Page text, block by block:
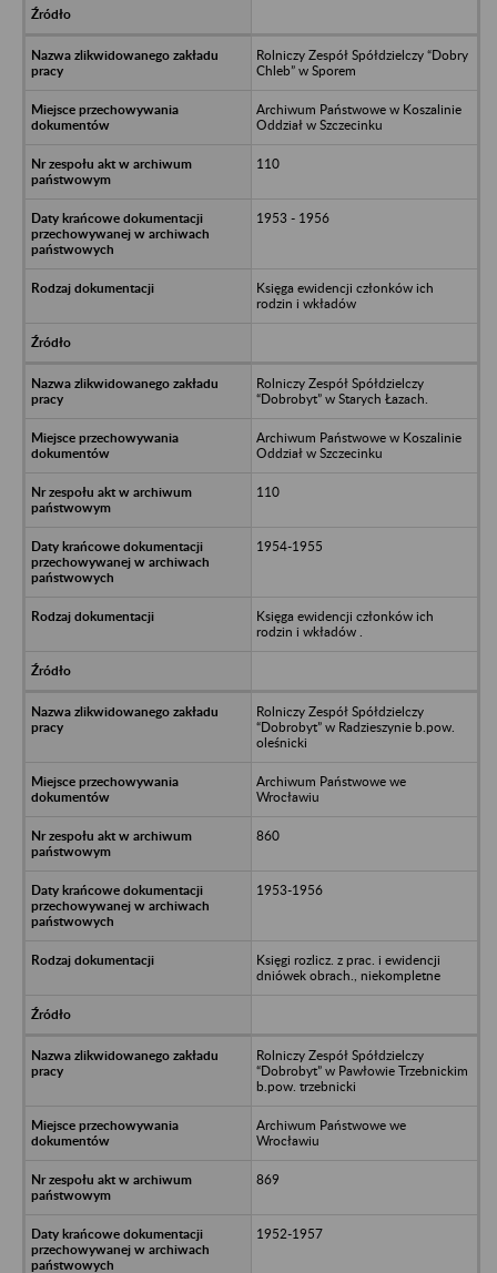
Rolniczy Zespół Spółdzielczy “Dobry
Chleb” w Sporem
Archiwum Państwowe w Koszalinie
Oddział w Szczecinku
110
1953 - 1956
Księga ewidencji członków ich
rodzin i wkładów
Rolniczy Zespół Spółdzielczy
“Dobrobyt” w Starych Łazach.
Archiwum Państwowe w Koszalinie
Oddział w Szczecinku
110
1954-1955
Księga ewidencji członków ich
rodzin i wkładów .
Rolniczy Zespół Spółdzielczy
“Dobrobyt” w Radzieszynie b.pow.
oleśnicki
Archiwum Państwowe we
Wrocławiu
860
1953-1956
Księgi rozlicz. z prac. i ewidencji
dniówek obrach., niekompletne
Rolniczy Zespół Spółdzielczy
“Dobrobyt” w Pawłowie Trzebnickim
b.pow. trzebnicki
Archiwum Państwowe we
Wrocławiu
869
1952-1957